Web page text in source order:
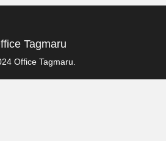
Tagmaru
Office Tagmaru.